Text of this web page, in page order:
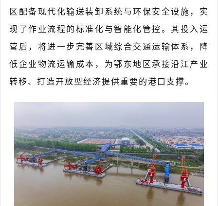
区配备现代化输送装卸系统与环保安全设施，实
现了作业流程的标准化与智能化管控。 其投入运
营后， 将进一步完善区域综合交通运输体系，降
低企业物流运输成本，为鄂东地区承接沿江产业
转移、打造开放型经济提供重要的港口支撑。